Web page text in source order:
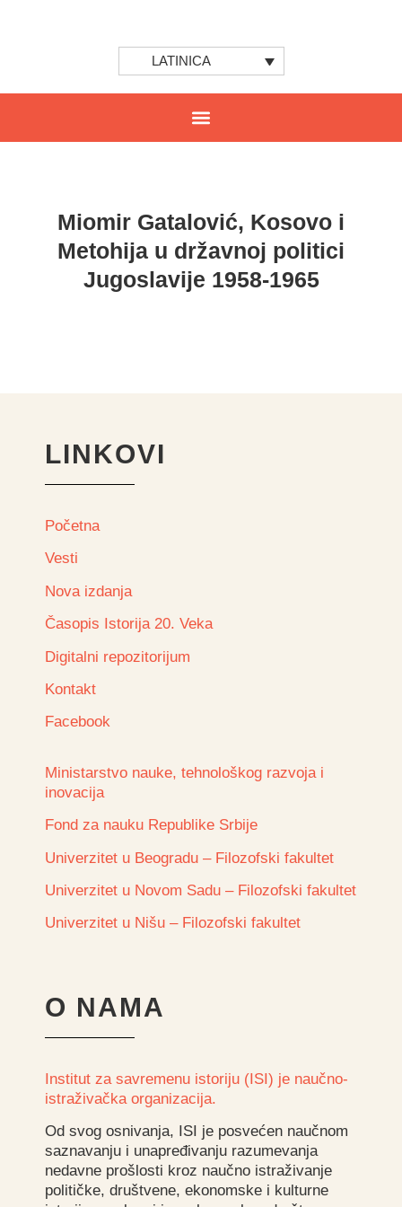
LATINICA
Miomir Gatalović, Kosovo i
Metohija u državnoj politici
Jugoslavije 1958-1965
LINKOVI
Početna
Vesti
Nova izdanja
Časopis Istorija 20. Veka
Digitalni repozitorijum
Kontakt
Facebook
Ministarstvo nauke, tehnološkog razvoja i
inovacija
Fond za nauku Republike Srbije
Univerzitet u Beogradu – Filozofski fakultet
Univerzitet u Novom Sadu – Filozofski fakultet
Univerzitet u Nišu – Filozofski fakultet
O NAMA
Institut za savremenu istoriju (ISI) je naučno-
istraživačka organizacija.
Od svog osnivanja, ISI je posvećen naučnom
saznavanju i unapređivanju razumevanja
nedavne prošlosti kroz naučno istraživanje
političke, društvene, ekonomske i kulturne